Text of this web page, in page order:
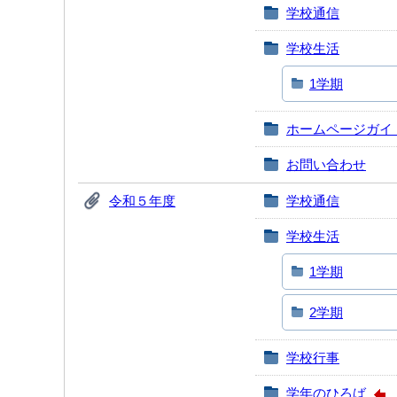
学校通信
学校生活
1学期
ホームページガイ
お問い合わせ
令和５年度 学校通信
学校生活
1学期
2学期
学校行事
学年のひろば